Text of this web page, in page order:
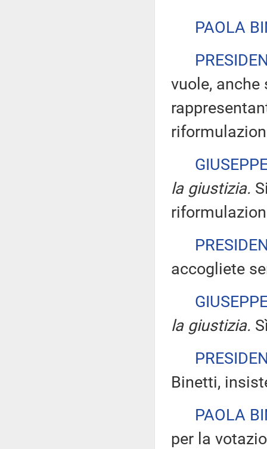
PAOLA
vuole, anche
la giustizia.
accogliete
la giustizia.
Binetti,
PAOLA
per la